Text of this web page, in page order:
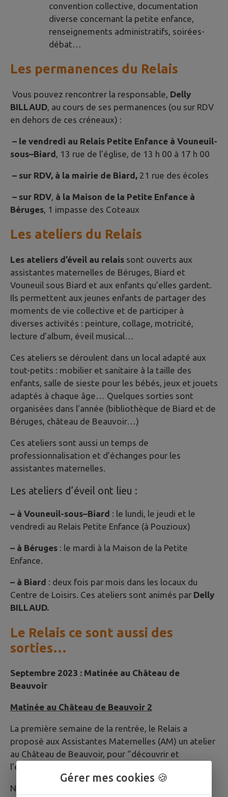
convention collective, documentation
diverse concernant la petite enfance,
renseignements administratifs, soirées-
débat…
Les permanences du Relais
Vous pouvez rencontrer la responsable, Delly
BILLAUD , au cours de ses permanences (ou sur RDV
en dehors de ces créneaux) :
– le vendredi au Relais Petite Enfance à Vouneuil-
sous–Biard , 13 rue de l’église, de 13 h 00 à 17 h 00
– sur RDV, à la mairie de Biard, 21 rue des écoles
– sur RDV, à la Maison de la Petite Enfance à
Béruges, 1 impasse des Coteaux
Les ateliers du Relais
Les ateliers d’éveil au relais sont ouverts aux
assistantes maternelles de Béruges, Biard et
Vouneuil sous Biard et aux enfants qu’elles gardent.
Ils permettent aux jeunes enfants de partager des
moments de vie collective et de participer à
diverses activités : peinture, collage, motricité,
lecture d’album, éveil musical…
Ces ateliers se déroulent dans un local adapté aux
tout-petits : mobilier et sanitaire à la taille des
enfants, salle de sieste pour les bébés, jeux et jouets
adaptés à chaque âge… Quelques sorties sont
organisées dans l’année (bibliothèque de Biard et de
Béruges, château de Beauvoir…)
Ces ateliers sont aussi un temps de
professionnalisation et d’échanges pour les
assistantes maternelles.
Les ateliers d’éveil ont lieu :
– à Vouneuil-sous–Biard : le lundi, le jeudi et le
vendredi au Relais Petite Enfance (à Pouzioux)
– à Béruges : le mardi à la Maison de la Petite
Enfance.
– à Biard : deux fois par mois dans les locaux du
Centre de Loisirs. Ces ateliers sont animés par Delly
BILLAUD.
Le Relais ce sont aussi des
sorties…
Septembre 2023 : Matinée au Château de
Beauvoir
Matinée au Château de Beauvoir 2
La première semaine de la rentrée, le Relais a
proposé aux Assistantes Maternelles (AM) un atelier
au Château de Beauvoir, pour ‘’découvrir et
l’explorer autrement’’.
Nous étions ravis de nous retrouver dans un autre
Gérer mes cookies 🍪